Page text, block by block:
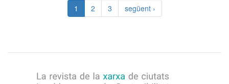
1 2 3 següent ›